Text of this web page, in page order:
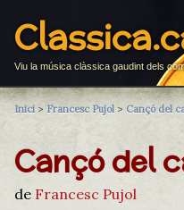
Viu la música clàssica gaudint dels
Inici > Francesc Pujol > Cançó del
Cançó del
de Francesc Pujol